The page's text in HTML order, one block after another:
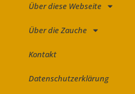
Über diese Webseite
Über die Zauche
Kontakt
Datenschutzerklärung